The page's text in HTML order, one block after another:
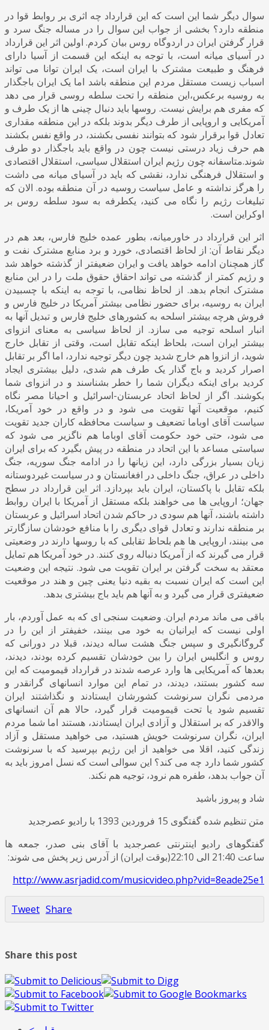
سوال دیگر شما این است که این قرارداد چه اثری بر روابط قوا در
منطقه دارد؟ بخشی از جواب این سوال را در مساله جنگ سرد و
قرار گرفتن ایران در اردوگاه روس بیان کردم. اولین اثر این قرارداد
در آسیای میانه است، با توجه به اینکه این قسمت از آسیا دارای
فرهنگ و طبیعت مشترک با ایران است، یک ایران توانا می تواند
اسباب زیست مستقل مردم این منطقه باشد اما یک ایران باجگذار
به روسیه برعکس،این منطقه را تحت سلطه روسی قرار می دهد
که مفری هم برایش نیست. روسها باید دنبال چینی ها از یک طرف و
آمریکایی و اروپایی از طرف دیگر بدوند بلکه در این منطقه مقداری
تعادل قوا برقرار شود که بتوانند نفسی بکشند، در واقع نفس بکشند
هم حرف زیاد درستی نیست چون در واقع باید باجگذار دو طرف
شوند.متاسفانه چون رژیم ایران استقلال سیاسی، استقلال اقتصادی
و استقلال فرهنگی ندارد، نقشی که باید در آسیای میانه می داشت
را هرگز نداشته و عامل سیاست روسیه در آن منطقه بوده. الان که
تبلیغات رژیم را نگاه می کنید، یکطرفه به سود سلطه روس بر
اوکراین است.
اثر این قرارداد در خاورمیانه، بطور عمده خلیج فارس، بعد هم در
دیگر نقاط آن: از لحاظ اقتصادی، خورد و برد منابع مشترک نفت و
گاز همچنان ادامه خواهد یافت و ایران ضعیفتر از گذشته خواهد شد
و رژیم کمتر از گذشته می تواند احقاق حقوق ملت را در این منابع
مشترک انجام بدهد. از لحاظ نظامی، با توجه به اینکه با چسبیدن
ایران به روسیه، برای حضور نظامی بیشتر آمریکا در خلیج فارس و
فروش هرچه بیشتر اسلحه به کشورهای خلیج فارس و تبدیل آنها به
انبار اسلحه توجیه می سازد. از لحاظ سیاسی به معنای انزوای
بیشتر ایران است، بلحاظ اینکه تقابل است، وقتی از تقابل خارج
شوید، از انزوا هم خارج شدید چون دیگر توجیه ندارد، اما اگر بر تقابل
اصرار کردید و باج گذار یک طرف هم شدی، دلیل بیشتری ایجاد
کردید برای اینکه دیگران شما را خطر بشناسند و در انزوای شما
بکوشند. اگر از لحاظ اتحاد عربستان-اسرائیل و احیانا مصر نگاه
کنیم، موقعیت آنها تقویت می شود و در واقع در خود آمریکا،
سیاست آقای اوباما تضعیف و سیاست محافظه کاران جدید تقویت
می شود، حتی خود حکومت آقای اوباما هم ناگزیر می شود که
سیاستی مساعد با این اتحاد در منطقه در پیش بگیرد که برای ایران
زیان بسیار بزرگی دارد، این زیانها را در ادامه جنگ سوریه، جنگ
داخلی در عراق، جنگ داخلی در افغانستان و در سیاست غیردوستانه
بلکه تقابل با پاکستان، ایران باید بپردازد. اثر این قرارداد در سطح
جهان؛ اروپایی ها می خواهند بلکه مستقل از آمریکا با ایران روابط
داشته باشند، آنها هم سودی در حاکم شدن اتحاد اسرائیل و عربستان
بر منطقه ندارند و تعادل قوای دیگری را با منافع خودشان سازگارتر
می بینند، اروپایی ها هم بلحاظ تقابلی که با روسها دارند در وضعیتی
قرار می گیرند که از آمریکا دنباله روی کنند. در خود آمریکا هم تمایل
معتقد به سخت گرفتن بر ایران تقویت می شود. نتیجه این وضعیت
این است که ایران نسبت به بقیه دنیا یعنی چین و هند در موقعیت
ضعیفتری قرار می گیرد و به آنها هم باید باج بیشتری بدهد.
باقی می ماند مردم ایران. وضعیت سنجی ای که به عمل آوردم، بار
اولی نیست که ایرانیان به خود می بینند، خفیفتر از این را در
گروگانگیری و سپس جنگ هشت ساله دیدند، قبلا در دورانی که
روس و انگلیس ایران را بین خودشان تقسیم کرده بودند، دیدند،
بعدها که آمریکایی ها وارد عرصه شدند در قرارداد قیمومیت که این
سه کشور بستند، دیدند، در تمام این موارد انسانهای گرانقدر و
مردمی نگران سرنوشت کشورشان ایستادند و نگذاشتند ایران
تقسیم شود یا تحت قیمومیت قرار گیرد، حالا هم آن انسانهای
والاقدر که بر استقلال و آزادی ایران ایستادند، هستند اما شما مردم
ایران، نگران سرنوشت خویش هستید، می خواهید مستقل و آزاد
زندگی کنید، اقلا می خواهید از این رژیم بپرسید که با سرنوشت
کشور شما دارد چه می کند؟ این سوالی است که نسل امروز باید به
آن جواب بدهد، طفره هم نرود، توجیه هم نکند.
شاد و پیروز باشید
متن تنظیم شده گفتگوی 15 فروردین 1393 با رادیو عصرجدید
گفتگوهای رادیو اینترنتی عصرجدید با آقای بنی صدر، جمعه ها
ساعت 21:40 الی 22:10(بوقت ایران) از آدرس زیر پخش می شوند:
http://www.asrjadid.com/musicvideo.php?vid=8eade25e1
Tweet Share
Share this post